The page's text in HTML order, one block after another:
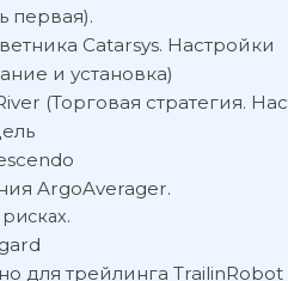
первая).
Catarsys. Настройки
и установка)
(Торговая стратегия.
ArgoAverager.
для трейлинга TrailinRobot